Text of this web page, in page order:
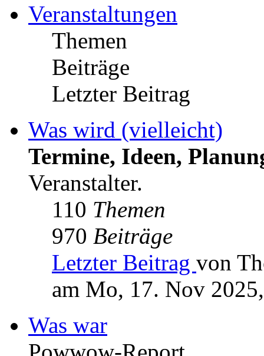
Veranstaltungen
Themen
Beiträge
Letzter Beitrag
Was wird (vielleicht)
Termine, Ideen,
Veranstalter.
110 Themen
970 Beiträge
Letzter Beitrag von
am Mo, 17. Nov
Was war